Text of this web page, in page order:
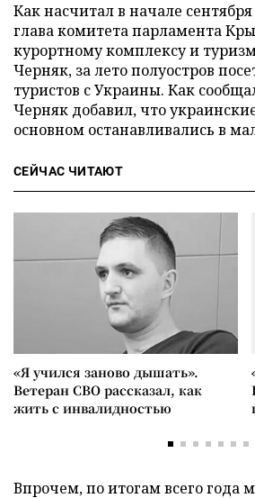
Как насчитал в начале
глава комитета парламента
курортному комплексу и
Черняк, за лето полуостров
туристов с Украины. Как
Черняк добавил, что
основном останавливались в
СЕЙЧАС ЧИТАЮТ
«Я учился заново дышать».
Ветеран СВО рассказал, как
жить с инвалидностью
Впрочем, по итогам всего года